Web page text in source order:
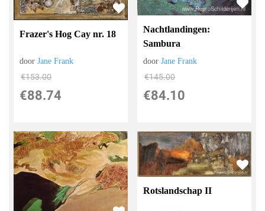
Frazer's Hog Cay nr. 18
doorJane Frank
€153.00
€88.74
Nachtlandingen:
Sambura
doorJane Frank
€145.00
€84.10
Rotslandschap II